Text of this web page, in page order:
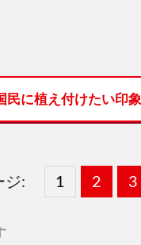
民に植え付けたい印象
ジ:
固
1 ,
固
2 ,
固
3